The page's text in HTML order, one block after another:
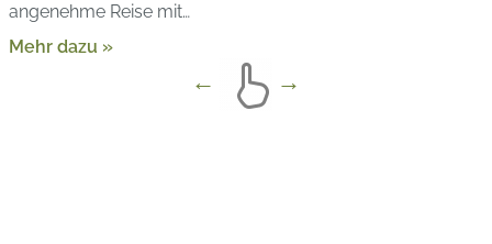
angenehme Reise mit…
Mehr dazu »